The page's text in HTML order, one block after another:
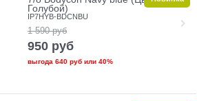
Голубой)
IP7HYB-BDCNBU
1 590 руб
950 руб
выгода 640 рубили 40%